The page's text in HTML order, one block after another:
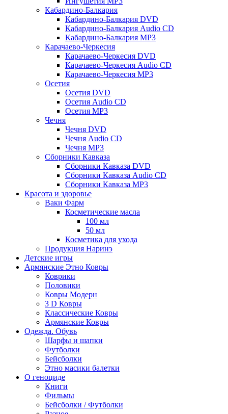
Кабардино-Балкария
Кабардино-Балкария DVD
Кабардино-Балкария Audio CD
Кабардино-Балкария MP3
Карачаево-Черкесия
Карачаево-Черкесия DVD
Карачаево-Черкесия Audio CD
Карачаево-Черкесия MP3
Осетия
Осетия DVD
Осетия Audio CD
Осетия MP3
Чечня
Чечня DVD
Чечня Audio CD
Чечня MP3
Сборники Кавказа
Сборники Кавказа DVD
Сборники Кавказа Audio CD
Сборники Кавказа MP3
Красота и здоровье
Ваки Фарм
Косметические масла
100 мл
50 мл
Косметика для ухода
Продукция Наринэ
Детские игры
Армянские Этно Ковры
Коврики
Половики
Ковры Модерн
3 D Ковры
Классические Ковры
Армянские Ковры
Одежда. Обувь
Шарфы и шапки
Футболки
Бейсболки
Этно масики балетки
О геноциде
Книги
Фильмы
Бейсболки / Футболки